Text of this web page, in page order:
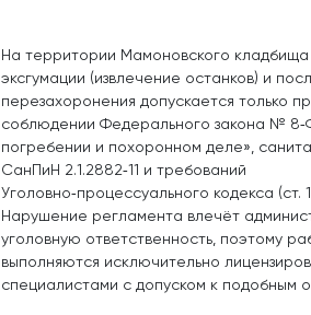
На территории Мамоновского
эксгумации (извлечение останков) и
перезахоронения допускается только
соблюдении Федерального закона №
погребении и похоронном деле»,
СанПиН 2.1.2882‑11 и требований
Уголовно‑процессуального кодекса (ст.
Нарушение регламента влечёт
уголовную ответственность, поэтому
выполняются исключительно
специалистами с допуском к подобным